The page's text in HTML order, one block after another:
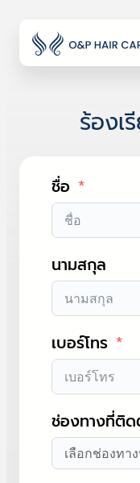
ร้องเ
ชื่อ
นามสกุล
เบอร์โทร
ช่องทางที่ติ